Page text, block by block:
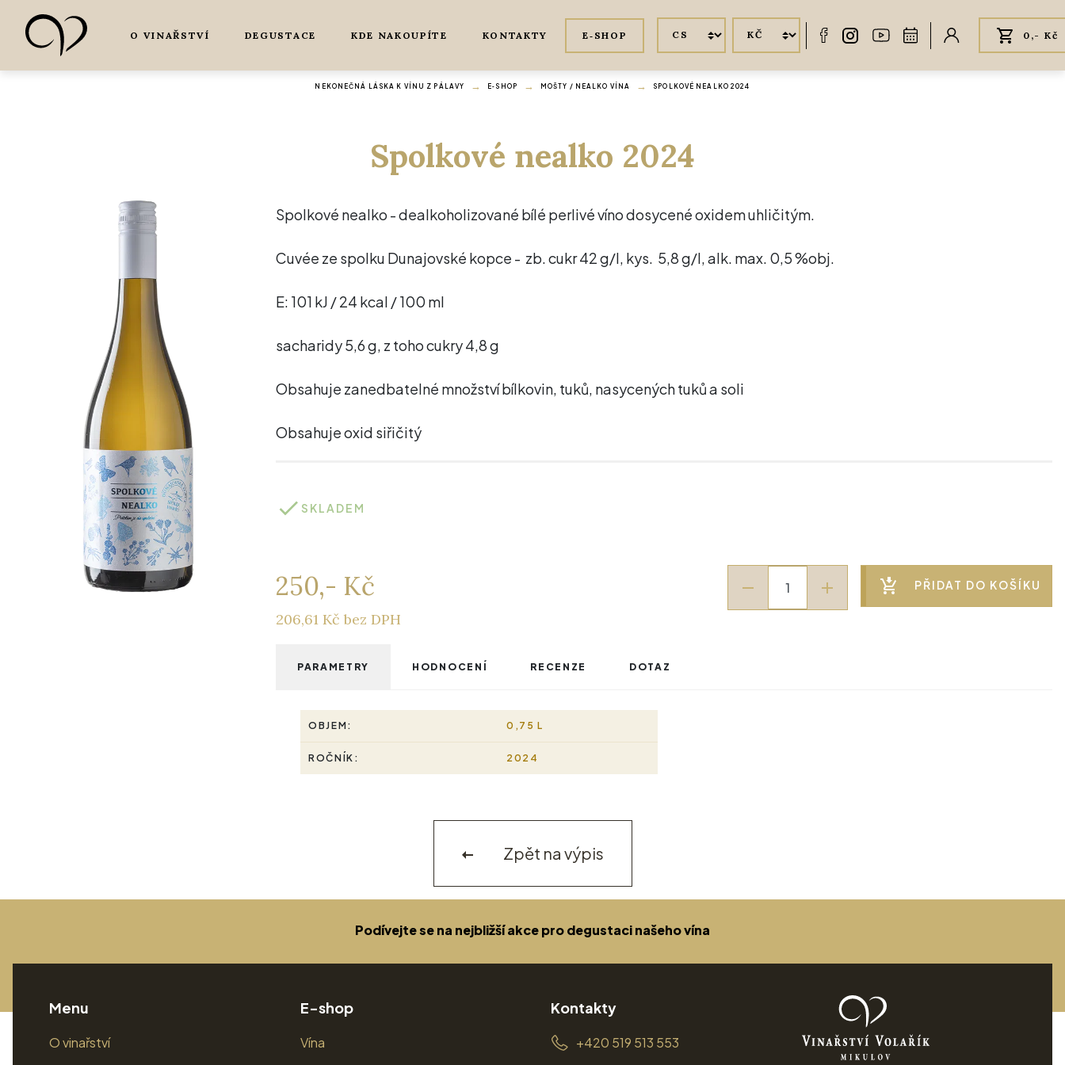
O VINAŘSTVÍ DEGUSTACE KDE NAKOUPÍTE KONTAKTY E‑SHOP 0,- Kč
NEKONEČNÁ LÁSKA K VÍNU Z PÁLAVY E‑SHOP MOŠTY / NEALKO VÍNA SPOLKOVÉ NEALKO 2024
Spolkové nealko 2024
Spolkové nealko - dealkoholizované bílé perlivé víno dosycené oxidem uhličitým.
Cuvée ze spolku Dunajovské kopce - zb. cukr 42 g/l, kys. 5,8 g/l, alk. max. 0,5 %obj.
E: 101 kJ / 24 kcal / 100 ml
sacharidy 5,6 g, z toho cukry 4,8 g
Obsahuje zanedbatelné množství bílkovin, tuků, nasycených tuků a soli
Obsahuje oxid siřičitý
SKLADEM
250,- Kč
206,61 Kč bez DPH
PŘIDAT DO KOŠÍKU
PARAMETRY HODNOCENÍ RECENZE DOTAZ
OBJEM: 0,75 L
ROČNÍK: 2024
Zpět na výpis
Podívejte se na nejbližší akce pro degustaci našeho vína
Menu
O vinařství
E-shop
Vína
Kontakty
+420 519 513 553